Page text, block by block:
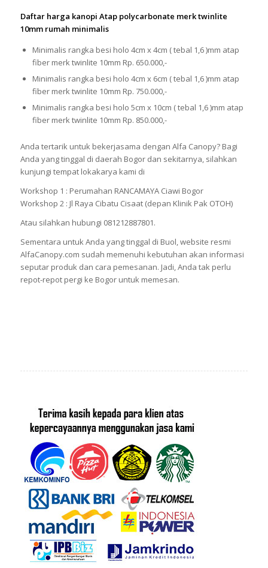
Daftar harga kanopi Atap polycarbonate merk twinlite
10mm rumah minimalis
Minimalis rangka besi holo 4cm x 4cm ( tebal 1,6 )mm atap
fiber merk twinlite 10mm Rp. 650.000,-
Minimalis rangka besi holo 4cm x 6cm ( tebal 1,6 )mm atap
fiber merk twinlite 10mm Rp. 750.000,-
Minimalis rangka besi holo 5cm x 10cm ( tebal 1,6 )mm atap
fiber merk twinlite 10mm Rp. 850.000,-
Anda tertarik untuk bekerjasama dengan Alfa Canopy? Bagi
Anda yang tinggal di daerah Bogor dan sekitarnya, silahkan
kunjungi tempat lokakarya kami di
Workshop 1 : Perumahan RANCAMAYA Ciawi Bogor
Workshop 2 : Jl Raya Cibatu Cisaat (depan Klinik Pak OTOH)
Atau silahkan hubungi 081212887801.
Sementara untuk Anda yang tinggal di Buol, website resmi
AlfaCanopy.com sudah memenuhi kebutuhan akan informasi
seputar produk dan cara pemesanan. Jadi, Anda tak perlu
repot-repot pergi ke Bogor untuk memesan.